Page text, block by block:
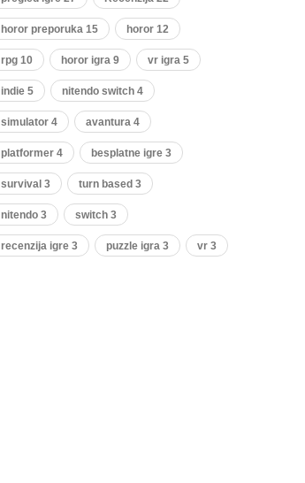
horor preporuka 15 horor 12
rpg 10 horor igra 9 vr igra 5
indie 5 nitendo switch 4
simulator 4 avantura 4
platformer 4 besplatne igre 3
survival 3 turn based 3
nitendo 3 switch 3
recenzija igre 3 puzzle igra 3 vr 3